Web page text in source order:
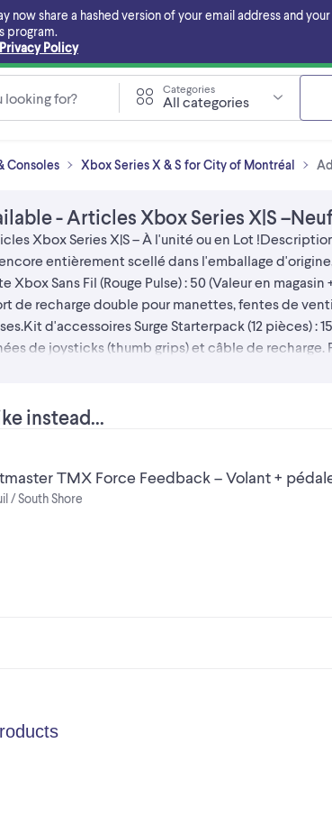
now share a hashed version of your email address and
program.
Policy
looking for?
Categories
All categories
Consoles Xbox Series X & S for City of Montréal
- Articles Xbox Series X|S
Xbox Series X|S – À l'unité ou en Lot !
entièrement scellé dans l'emballage
Xbox Sans Fil (Rouge Pulse) : 50 (Valeur en
de recharge double pour manettes, fentes de
​Kit d'accessoires Surge Starterpack (12 pièces)
de joysticks (thumb grips) et câble de recharge.
servi ! Envoyez-moi un message pour planifier
instead...
TMX Force Feedback – Volant +
/ South Shore